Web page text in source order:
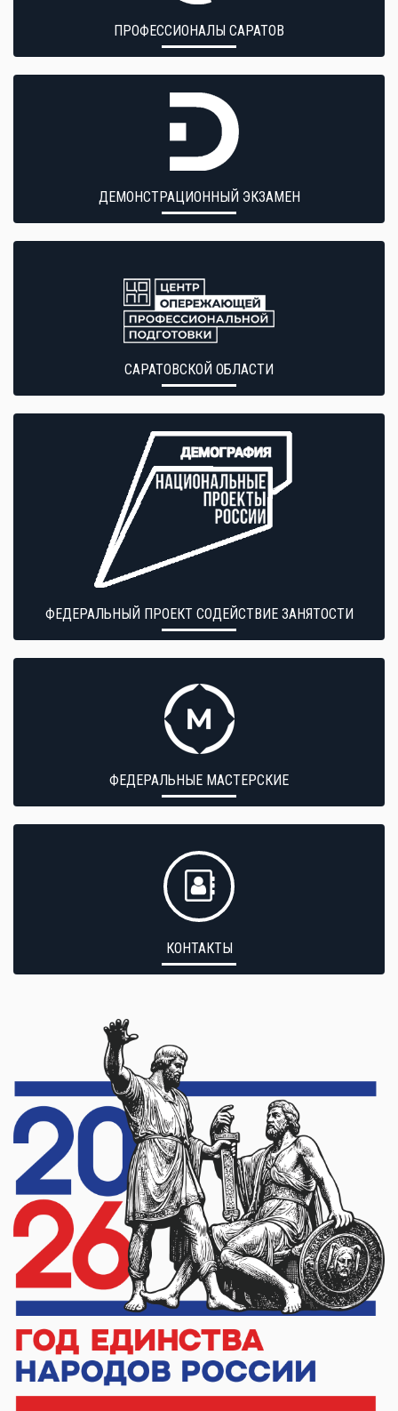
ПРОФЕССИОНАЛЫ САРАТОВ
ДЕМОНСТРАЦИОННЫЙ ЭКЗАМЕН
САРАТОВСКОЙ ОБЛАСТИ
ФЕДЕРАЛЬНЫЙ ПРОЕКТ СОДЕЙСТВИЕ ЗАНЯТОСТИ
ФЕДЕРАЛЬНЫЕ МАСТЕРСКИЕ
КОНТАКТЫ